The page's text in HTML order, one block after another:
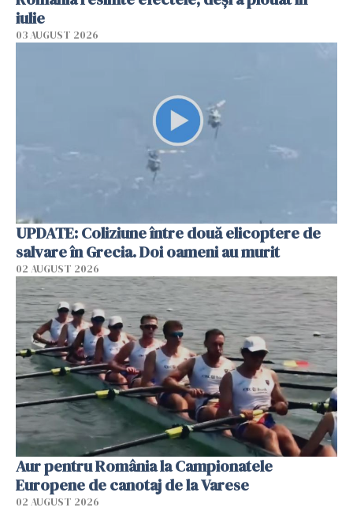
iulie
03 AUGUST 2026
UPDATE: Coliziune între două elicoptere de
salvare în Grecia. Doi oameni au murit
02 AUGUST 2026
Aur pentru România la Campionatele
Europene de canotaj de la Varese
02 AUGUST 2026